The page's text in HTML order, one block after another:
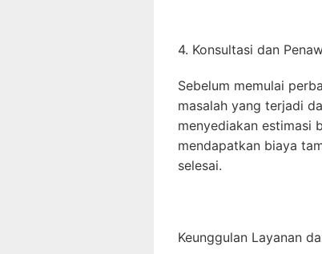
4. Konsultasi dan
Sebelum memulai
masalah yang terjadi
menyediakan estimasi
mendapatkan biaya
selesai.
Keunggulan Layanan